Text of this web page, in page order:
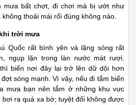
mưa bất chợt, đi chơi mà bị ướt như
thoải mái rối đúng không nào.
trời mưa
Quốc rất bình yên và lặng sóng rất
ngụp lặn trong làn nước mát rượi.
biển nơi đây lại trở lên dữ dội hơn
sóng mạnh. Vì vậy, nếu đi tắm biển
mưa bạn nên tắm ở những khu vực
ra quá xa bờ; tuyệt đối không được